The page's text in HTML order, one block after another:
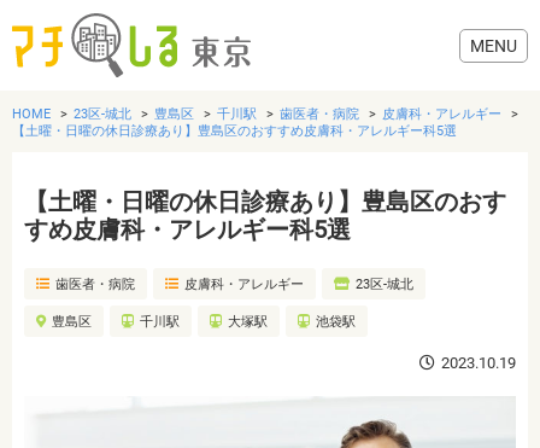
グルメ
美容・健康
HOME 23区-城北 豊島区 千川駅 歯医者・病院
皮膚科・アレルギー
【土曜・日曜の休日診療あり】豊島区のおすすめ皮膚科・アレルギー科5選
【土曜・日曜の休日診療あり】豊島区のおす
すめ皮膚科・アレルギー科5選
歯医者・病院 皮膚科・アレルギー 23区-城北
豊島区 千川駅 大塚駅 池袋駅
2023.10.19